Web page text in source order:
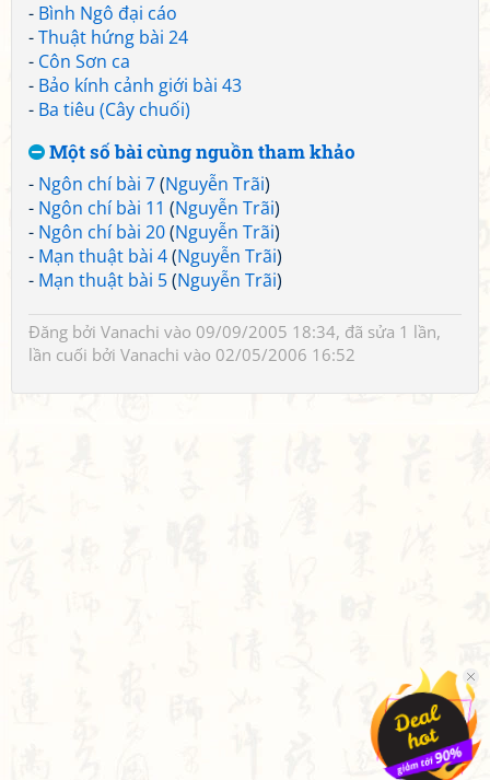
- Bình Ngô đại cáo
-Thuật hứng bài 24
- Côn Sơn ca
- Bảo kính cảnh giới bài 43
- Ba tiêu (Cây chuối)
Một số bài cùng nguồn tham khảo
- Ngôn chí bài 7(Nguyễn Trãi)
- Ngôn chí bài 11 (Nguyễn Trãi)
- Ngôn chí bài 20(Nguyễn Trãi)
- Mạn thuật bài 4(Nguyễn Trãi)
- Mạn thuật bài 5(Nguyễn Trãi)
Đăng bởi Vanachi vào 09/09/2005 18:34, đã sửa 1 lần,
lần cuối bởi Vanachi vào 02/05/2006 16:52